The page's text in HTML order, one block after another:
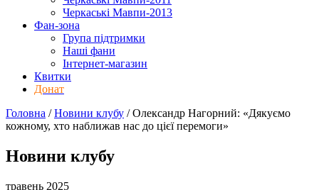
Черкаські Мавпи-2013
Фан-зона
Група підтримки
Наші фани
Інтернет-магазин
Квитки
Донат
Головна /Новини клубу /Олександр Нагорний: «Дякуємо
кожному, хто наближав нас до цієї перемоги»
Новини клубу
травень 2025